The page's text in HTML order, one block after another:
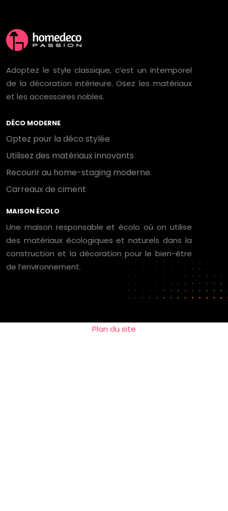
Adoptez le style classique, c’est un intemporel
de la décoration intérieure. Osez les matériaux
et les accessoires nobles.
DÉCO MODERNE
Optez pour la déco stylée
Utilisez des matériaux innovants
Recourir au home-staging moderne.
Carreaux de ciment
MAISON ÉCOLO
Une maison responsable et écolo où on utilise
des matériaux écologiques et naturels dans la
construction et la décoration pour le bien-être
de l’environnement.
Plan du site